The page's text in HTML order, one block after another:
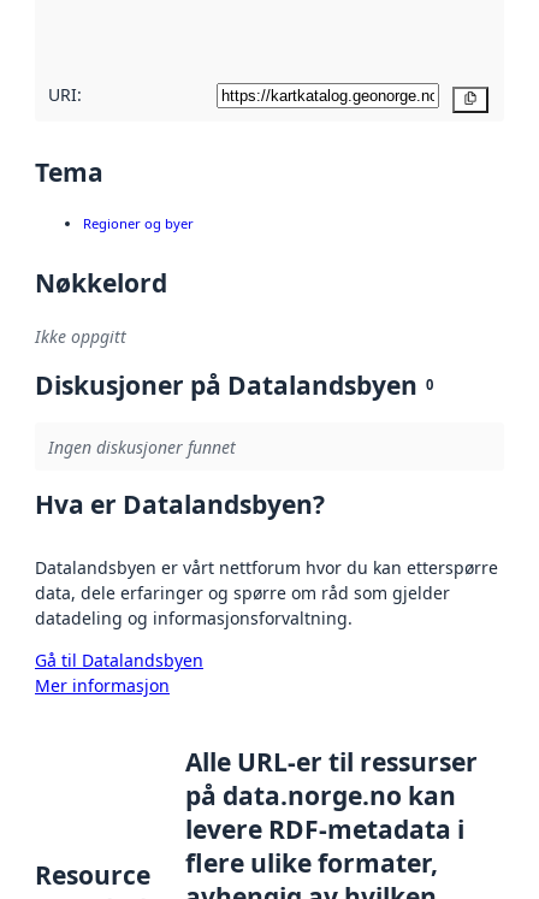
URI:
Tema
Regioner og byer
Nøkkelord
Ikke oppgitt
Diskusjoner på Datalandsbyen 0
Ingen diskusjoner funnet
Hva er Datalandsbyen?
Datalandsbyen er vårt nettforum hvor du kan etterspørre
data, dele erfaringer og spørre om råd som gjelder
datadeling og informasjonsforvaltning.
Gå til Datalandsbyen
Mer informasjon
Resource
Alle URL-er til ressurser
på data.norge.no kan
levere RDF-metadata i
flere ulike formater,